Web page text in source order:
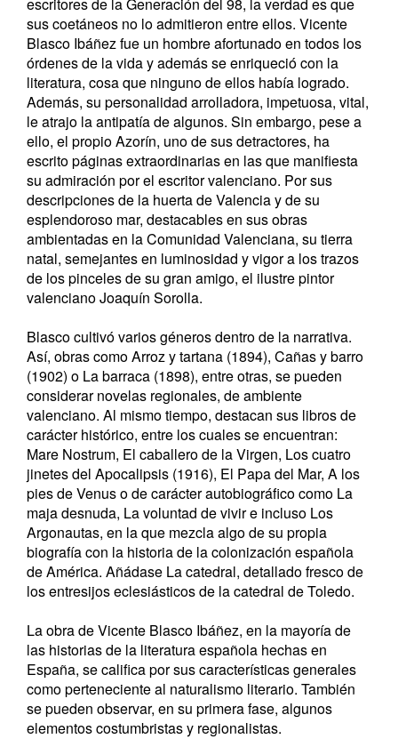
sus coetáneos no lo admitieron entre ellos. Vicente
Blasco Ibáñez fue un hombre afortunado en todos los
órdenes de la vida y además se enriqueció con la
literatura, cosa que ninguno de ellos había logrado.
Además, su personalidad arrolladora, impetuosa, vital,
le atrajo la antipatía de algunos. Sin embargo, pese a
ello, el propio Azorín, uno de sus detractores, ha
escrito páginas extraordinarias en las que manifiesta
su admiración por el escritor valenciano. Por sus
descripciones de la huerta de Valencia y de su
esplendoroso mar, destacables en sus obras
ambientadas en la Comunidad Valenciana, su tierra
natal, semejantes en luminosidad y vigor a los trazos
de los pinceles de su gran amigo, el ilustre pintor
valenciano Joaquín Sorolla.
Blasco cultivó varios géneros dentro de la narrativa.
Así, obras como Arroz y tartana (1894), Cañas y barro
(1902) o La barraca (1898), entre otras, se pueden
considerar novelas regionales, de ambiente
valenciano. Al mismo tiempo, destacan sus libros de
carácter histórico, entre los cuales se encuentran:
Mare Nostrum, El caballero de la Virgen, Los cuatro
jinetes del Apocalipsis (1916), El Papa del Mar, A los
pies de Venus o de carácter autobiográfico como La
maja desnuda, La voluntad de vivir e incluso Los
Argonautas, en la que mezcla algo de su propia
biografía con la historia de la colonización española
de América. Añádase La catedral, detallado fresco de
los entresijos eclesiásticos de la catedral de Toledo.
La obra de Vicente Blasco Ibáñez, en la mayoría de
las historias de la literatura española hechas en
España, se califica por sus características generales
como perteneciente al naturalismo literario. También
se pueden observar, en su primera fase, algunos
elementos costumbristas y regionalistas.